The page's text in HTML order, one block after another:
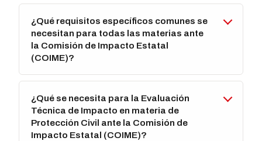
¿Qué requisitos específicos comunes se
necesitan para todas las materias ante
la Comisión de Impacto Estatal
(COIME)?
¿Qué se necesita para la Evaluación
Técnica de Impacto en materia de
Protección Civil ante la Comisión de
Impacto Estatal (COIME)?